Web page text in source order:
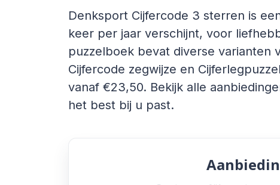
Denksport Cijfercode 3 sterren is
keer per jaar verschijnt, voor
puzzelboek bevat diverse varianten
Cijfercode zegwijze en
vanaf €23,50. Bekijk alle
het best bij u past.